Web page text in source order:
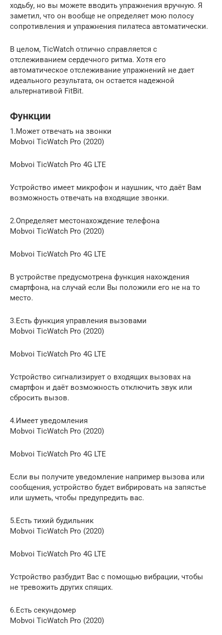
ходьбу, но вы можете вводить упражнения вручную. Я
заметил, что он вообще не определяет мою полосу
сопротивления и упражнения пилатеса автоматически.
В целом, TicWatch отлично справляется с
отслеживанием сердечного ритма. Хотя его
автоматическое отслеживание упражнений не дает
идеального результата, он остается надежной
альтернативой FitBit.
Функции
1.Может отвечать на звонки
Mobvoi TicWatch Pro (2020)
Mobvoi TicWatch Pro 4G LTE
Устройство имеет микрофон и наушник, что даёт Вам
возможность отвечать на входящие звонки.
2.Определяет местонахождение телефона
Mobvoi TicWatch Pro (2020)
Mobvoi TicWatch Pro 4G LTE
В устройстве предусмотрена функция нахождения
смартфона, на случай если Вы положили его не на то
место.
3.Есть функция управления вызовами
Mobvoi TicWatch Pro (2020)
Mobvoi TicWatch Pro 4G LTE
Устройство сигнализирует о входящих вызовах на
смартфон и даёт возможность отключить звук или
сбросить вызов.
4.Имеет уведомления
Mobvoi TicWatch Pro (2020)
Mobvoi TicWatch Pro 4G LTE
Если вы получите уведомление например вызова или
сообщения, устройство будет вибрировать на запястье
или шуметь, чтобы предупредить вас.
5.Есть тихий будильник
Mobvoi TicWatch Pro (2020)
Mobvoi TicWatch Pro 4G LTE
Устройство разбудит Вас с помощью вибрации, чтобы
не тревожить других спящих.
6.Есть секундомер
Mobvoi TicWatch Pro (2020)